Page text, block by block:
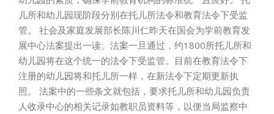
儿所和幼儿园现阶段分别在托儿所法令和教育法令下受监
管。 社会及家庭发展部长陈川仁昨天在国会为学前教育发
展中心法案提出一读。法案一旦通过，约1800所托儿所和
幼儿园将在这个统一的法令下受监管。目前在教育法令下
注册的幼儿园将和托儿所一样，在新法令下定期更新执
照。 法案中的一些条文就包括，要求托儿所和幼儿园负责
人收录中心的相关记录如教职员资料等，以便当局监察中